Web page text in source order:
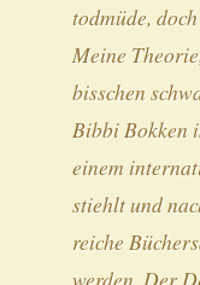
todmüde,
Meine
bisschen
Bibbi Bokken
einem
stiehlt und
reiche
werden. Der